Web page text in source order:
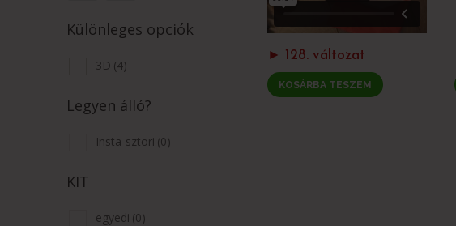
Különleges opciók
3D (4)
Legyen álló?
Insta-sztori (0)
KIT
egyedi (0)
► 128. változat
KOSÁRBA TESZEM